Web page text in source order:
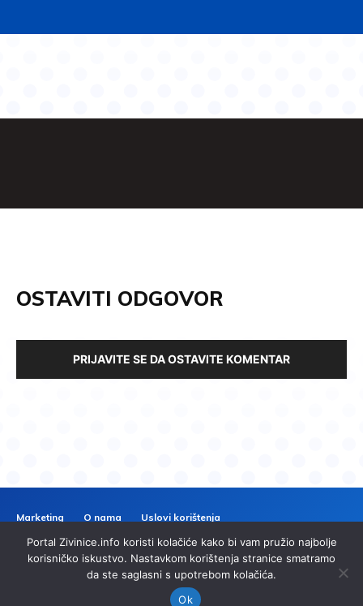
OSTAVITI ODGOVOR
PRIJAVITE SE DA OSTAVITE KOMENTAR
Marketing O nama
Uslovi korištenja
Politika privatnosti
Kontakt
ZIVINICEINFO
© 2024 Zivinice.info. Sva prava zadržana. | Izrada
Portal Zivinice.info koristi kolačiće kako bi vam pružio najbolje
korisničko iskustvo. Nastavkom korištenja stranice smatramo
da ste saglasni s upotrebom kolačića.
Ok